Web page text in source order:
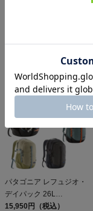
ボンヌ・ジョガーズ
PATAGONIA MS
TERREBONNE
JOGGERS
12,584円（税込）
パタゴニア レフュジオ・
デイパック 26L
PATAGONIA REFUGIO
15,950円（税込）